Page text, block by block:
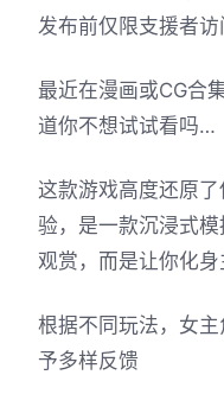
发布前仅限支援者访
最近在漫画或CG合
道你不想试试看吗…
这款游戏高度还原
验，是一款沉浸式
观赏，而是让你化身
根据不同玩法，女
予多样反馈